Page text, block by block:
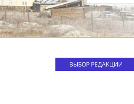
ВЫБОР РЕДАКЦИИ